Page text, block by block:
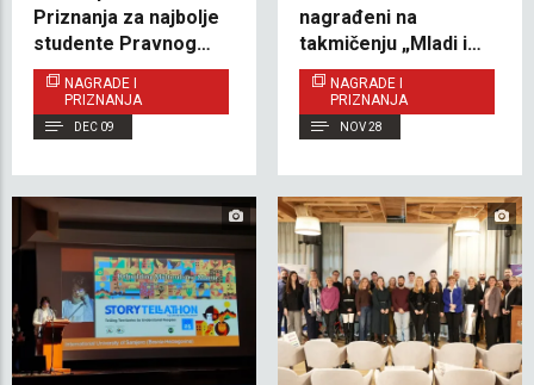
Priznanja za najbolje
studente Pravnog
fakulteta
NAGRADE I
PRIZNANJA
DEC 09
nagrađeni na
takmičenju „Mladi i
naslijeđe 2025”
NAGRADE I
PRIZNANJA
NOV 28